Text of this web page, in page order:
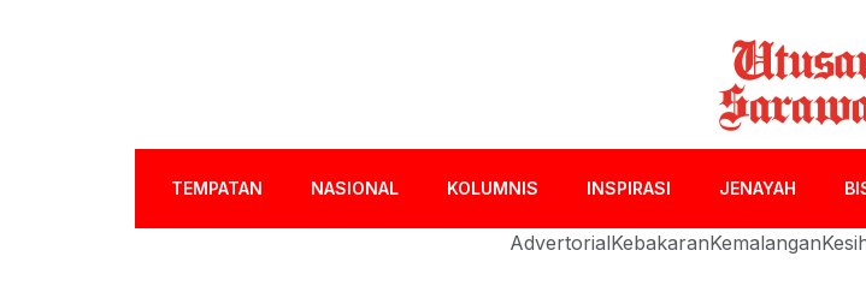
TEMPATAN NASIONAL KOLUMNIS INSPIRASI JENAYAH
AdvertorialKebakaranKemalangan